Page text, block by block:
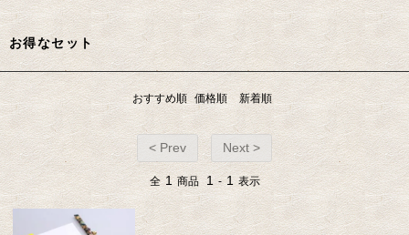
お得なセット
おすすめ順 価格順 新着順
< Prev Next >
全 1 商品 1 - 1 表示